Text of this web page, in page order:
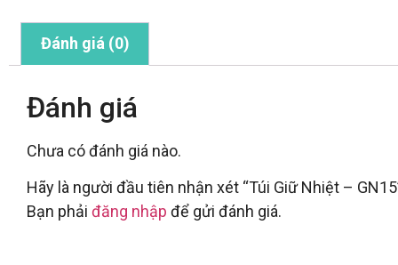
Đánh giá (0)
Đánh giá
Chưa có đánh giá nào.
Hãy là người đầu tiên nhận xét “Túi Giữ Nhiệt –
Bạn phải đăng nhập để gửi đánh giá.